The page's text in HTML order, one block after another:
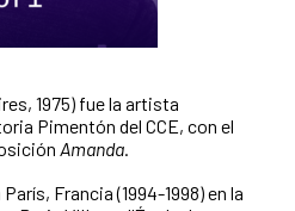
1975) fue la artista
Pimentón del CCE, con el
Amanda.
Francia (1994-1998) en la